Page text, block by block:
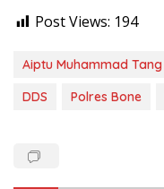
Post Views: 194
Aiptu Muhammad Tang
DDS
Polres Bone